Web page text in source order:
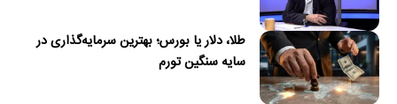
طلا، دلار یا بورس؛ بهترین سرمایه‌گذاری در
سایه سنگین تورم